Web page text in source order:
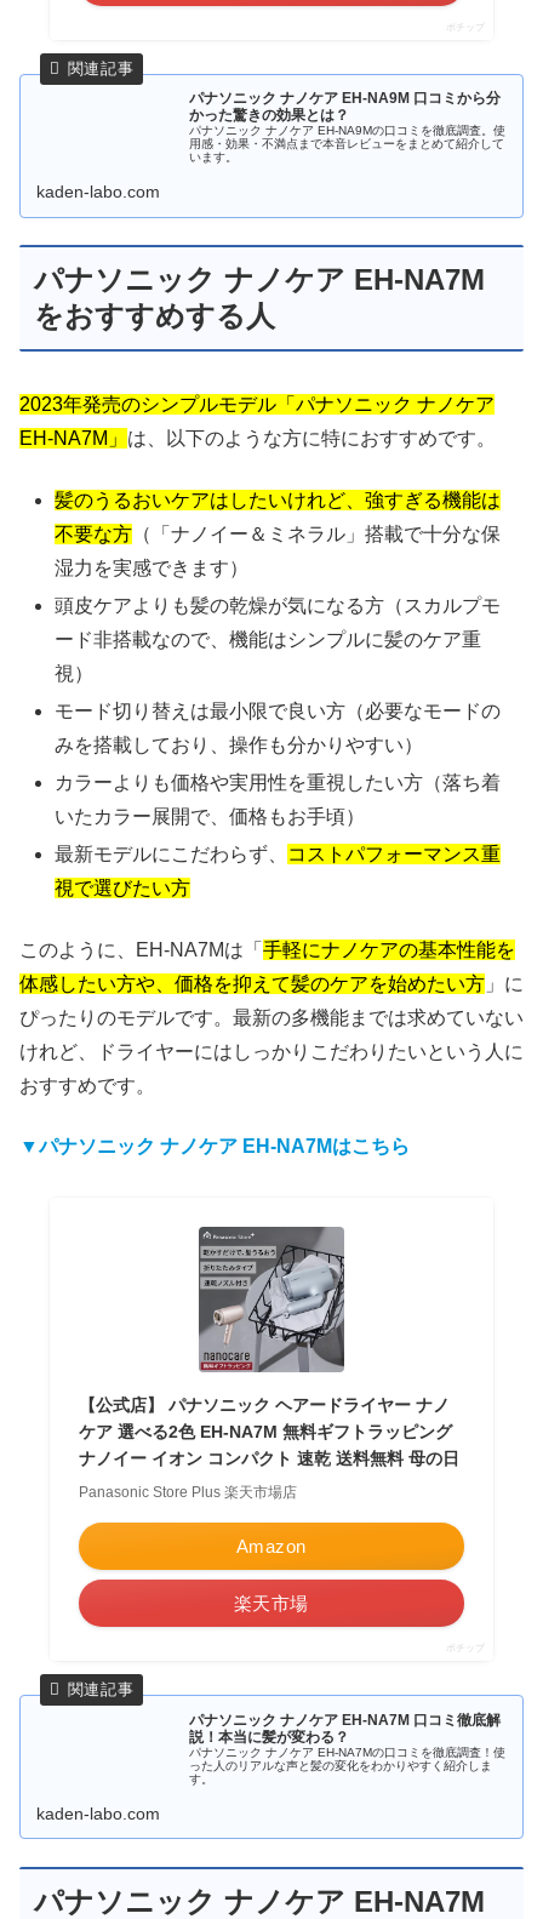
ポチップ
パナソニック ナノケア EH-NA9M 口コミから分
かった驚きの効果とは？
パナソニック ナノケア EH-NA9Mの口コミを徹底調査。使
用感・効果・不満点まで本音レビューをまとめて紹介して
います。
kaden-labo.com
パナソニック ナノケア EH-NA7M
をおすすめする人
2023年発売のシンプルモデル「パナソニック ナノケア
EH-NA7M」 は、以下のような方に特におすすめです。
髪のうるおいケアはしたいけれど、強すぎる機能は
不要な方 （「ナノイー＆ミネラル」搭載で十分な保
湿力を実感できます）
頭皮ケアよりも髪の乾燥が気になる方（スカルプモ
ード非搭載なので、機能はシンプルに髪のケア重
視）
モード切り替えは最小限で良い方（必要なモードの
みを搭載しており、操作も分かりやすい）
カラーよりも価格や実用性を重視したい方（落ち着
いたカラー展開で、価格もお手頃）
最新モデルにこだわらず、
コストパフォーマンス重
視で選びたい方
このように、EH-NA7Mは「 手軽にナノケアの基本性能を
体感したい方や、価格を抑えて髪のケアを始めたい方 」に
ぴったりのモデルです。最新の多機能までは求めていない
けれど、ドライヤーにはしっかりこだわりたいという人に
おすすめです。
▼パナソニック ナノケア EH-NA7Mはこちら
【公式店】 パナソニック ヘアードライヤー ナノ
ケア 選べる2色 EH-NA7M 無料ギフトラッピング
ナノイー イオン コンパクト 速乾 送料無料 母の日
Panasonic Store Plus 楽天市場店
Amazon
楽天市場
ポチップ
パナソニック ナノケア EH-NA7M 口コミ徹底解
説！本当に髪が変わる？
パナソニック ナノケア EH-NA7Mの口コミを徹底調査！使
った人のリアルな声と髪の変化をわかりやすく紹介しま
す。
kaden-labo.com
パナソニック ナノケア EH-NA7M